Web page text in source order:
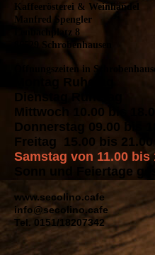
Kaffeerösterei & Weinhandel
Manfred Spengler
Lenbachplatz 8
86529 Schrobenhausen
Öffnungszeiten in
Montag Ruhetag
Dienstag Ruhetag
Mittwoch 10.00 bis
Donnerstag 09.00 bis
Freitag 15.00 bis 21.00
Samstag von 11.00 bis
Sonn und Feiertage
www.secolino.cafe
info@secolino.cafe
Tel. 0151/18207342